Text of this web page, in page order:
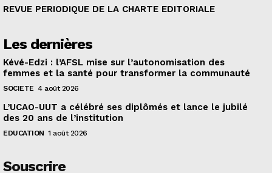
REVUE PERIODIQUE DE LA CHARTE EDITORIALE
Les dernières
Kévé-Edzi : l’AFSL mise sur l’autonomisation des
femmes et la santé pour transformer la communauté
SOCIETE 4 août 2026
L’UCAO-UUT a célébré ses diplômés et lance le jubilé
des 20 ans de l’institution
EDUCATION 1 août 2026
Souscrire